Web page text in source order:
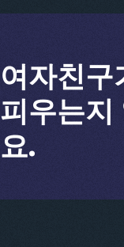
여자친구
피우는지
요.